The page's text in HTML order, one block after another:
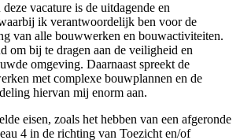
vacature is de uitdagende en
ik verantwoordelijk ben voor de
van alle bouwwerken en bouwactiviteiten.
om bij te dragen aan de veiligheid en
omgeving. Daarnaast spreekt de
met complexe bouwplannen en de
hiervan mij enorm aan.
eisen, zoals het hebben van een afgeronde
4 in de richting van Toezicht en/of